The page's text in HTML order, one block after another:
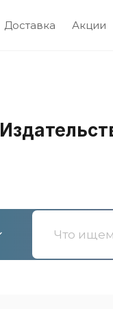
Доставка Акции